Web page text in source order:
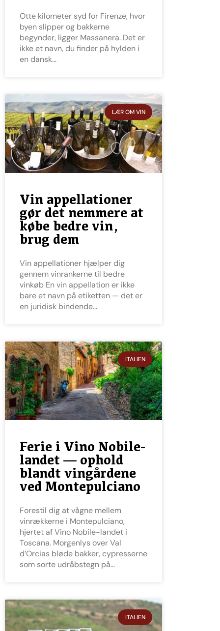
Otte kilometer syd for Firenze, hvor
byen slipper og bakkerne
begynder, ligger Massanera. Det er
ikke et navn, du finder på hylden i
en dansk
LÆR OM VIN
Vin appellationer
gør det nemmere at
købe bedre vin,
brug dem
Vin appellationer hjælper dig
gennem vinrankerne til bedre
vinkøb En vin appellation er ikke
bare et navn på etiketten — det er
en juridisk bindende
ITALIEN
Ferie i Vino Nobile-
landet — ophold
blandt vingårdene
ved Montepulciano
Forestil dig at vågne mellem
vinrækkerne i Montepulciano,
hjertet af Vino Nobile-landet i
Toscana. Morgenlys over Val
d’Orcias bløde bakker, cypresserne
som sorte udråbstegn på
ITALIEN